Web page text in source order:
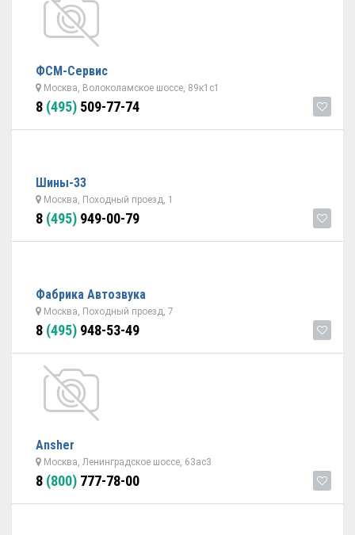
ФСМ-Сервис
Москва, Волоколамское шоссе, 89к1с1
8 (495) 509-77-74
Шины-33
Москва, Походный проезд, 1
8 (495) 949-00-79
Фабрика Автозвука
Москва, Походный проезд, 7
8 (495) 948-53-49
Ansher
Москва, Ленинградское шоссе, 63ас3
8 (800) 777-78-00